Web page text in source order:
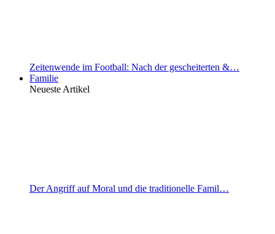
Zeitenwende im Football: Nach der gescheiterten &…
Familie
Neueste Artikel
Der Angriff auf Moral und die traditionelle Famil…